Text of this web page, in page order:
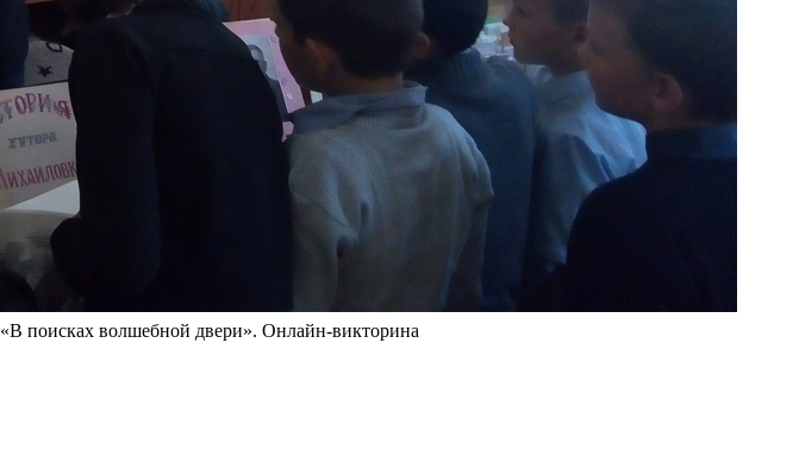
«В поисках волшебной двери». Онлайн-викторина